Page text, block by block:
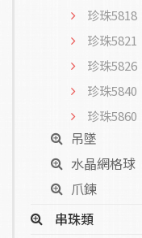
珍珠5818
珍珠5821
珍珠5826
珍珠5840
珍珠5860
吊墜
水晶網格球
爪鍊
串珠類